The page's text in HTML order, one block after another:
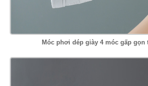
Móc phơi dép giày 4 móc gấp gọn